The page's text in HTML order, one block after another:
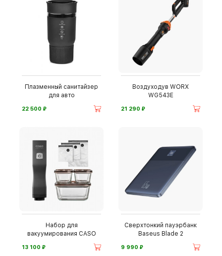
Плазменный санитайзер
для авто
22 500 ⃏
Воздуходув WORX
WG543E
21 290 ⃏
Набор для
вакуумирования CASO
13 100 ⃏
Сверхтонкий пауэрбанк
Baseus Blade 2
9 990 ⃏